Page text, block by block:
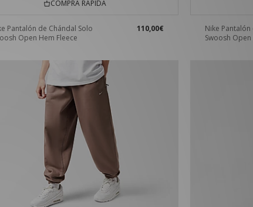
COMPRA RÁPIDA
Pantalón de Chándal Solo
Open Hem Fleece
110,00€
Nike
Swoosh Open